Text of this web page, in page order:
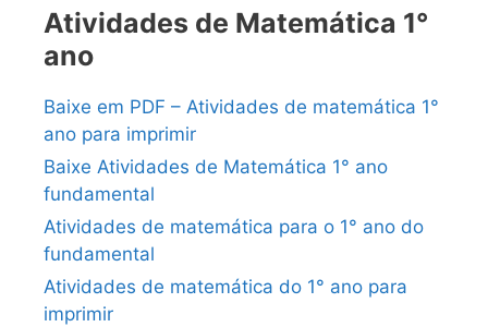
Atividades de Matemática 1°
ano
Baixe em PDF – Atividades de matemática 1°
ano para imprimir
Baixe Atividades de Matemática 1° ano
fundamental
Atividades de matemática para o 1° ano do
fundamental
Atividades de matemática do 1° ano para
imprimir